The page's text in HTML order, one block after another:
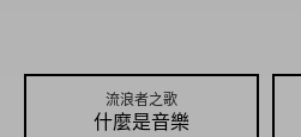
流浪者之歌
什麼是音樂